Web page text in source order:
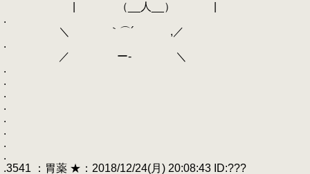
| （__人__） |
.
＼ ｀⌒´ ,／
.
／ ー‐ ＼
.
.
.
.
.
.
.
.
.3541 ：胃薬 ★：2018/12/24(月) 20:08:43 ID:???